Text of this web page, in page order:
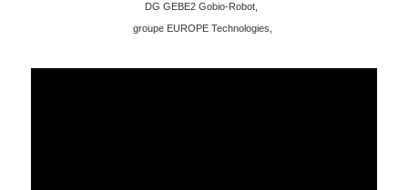
DG GEBE2 Gobio-Robot,
groupe EUROPE Technologies,